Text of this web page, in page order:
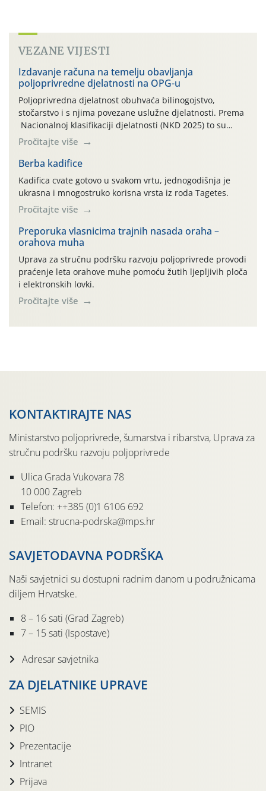
VEZANE VIJESTI
Izdavanje računa na temelju obavljanja
poljoprivredne djelatnosti na OPG-u
Poljoprivredna djelatnost obuhvaća bilinogojstvo,
stočarstvo i s njima povezane uslužne djelatnosti. Prema
Nacionalnoj klasifikaciji djelatnosti (NKD 2025) to su
skupne 01.1, 01.2, 01.3, 01.4, 01.5 i 01.6. Djelatnost
prerade poljoprivrednih proizvoda je svako djelovanje na
poljoprivredni proizvod čiji je rezultat proizvod koji
također može biti poljoprivredni proizvod poput npr.
maslinovog ulja, bučinog ulja, vino od […]
Pročitajte više
Berba kadifice
Kadifica cvate gotovo u svakom vrtu, jednogodišnja je
ukrasna i mnogostruko korisna vrsta iz roda Tagetes.
Pročitajte više
Preporuka vlasnicima trajnih nasada oraha –
orahova muha
Uprava za stručnu podršku razvoju poljoprivrede provodi
praćenje leta orahove muhe pomoću žutih ljepljivih ploča
i elektronskih lovki.
Pročitajte više
KONTAKTIRAJTE NAS
Ministarstvo poljoprivrede, šumarstva i ribarstva, Uprava za
stručnu podršku razvoju poljoprivrede
Ulica Grada Vukovara 78
10 000 Zagreb
Telefon: ++385 (0)1 6106 692
Email: strucna-podrska@mps.hr
SAVJETODAVNA PODRŠKA
Naši savjetnici su dostupni radnim danom u podružnicama
diljem Hrvatske.
8 – 16 sati (Grad Zagreb)
7 – 15 sati (Ispostave)
Adresar savjetnika
ZA DJELATNIKE UPRAVE
SEMIS
PIO
Prezentacije
Intranet
Prijava